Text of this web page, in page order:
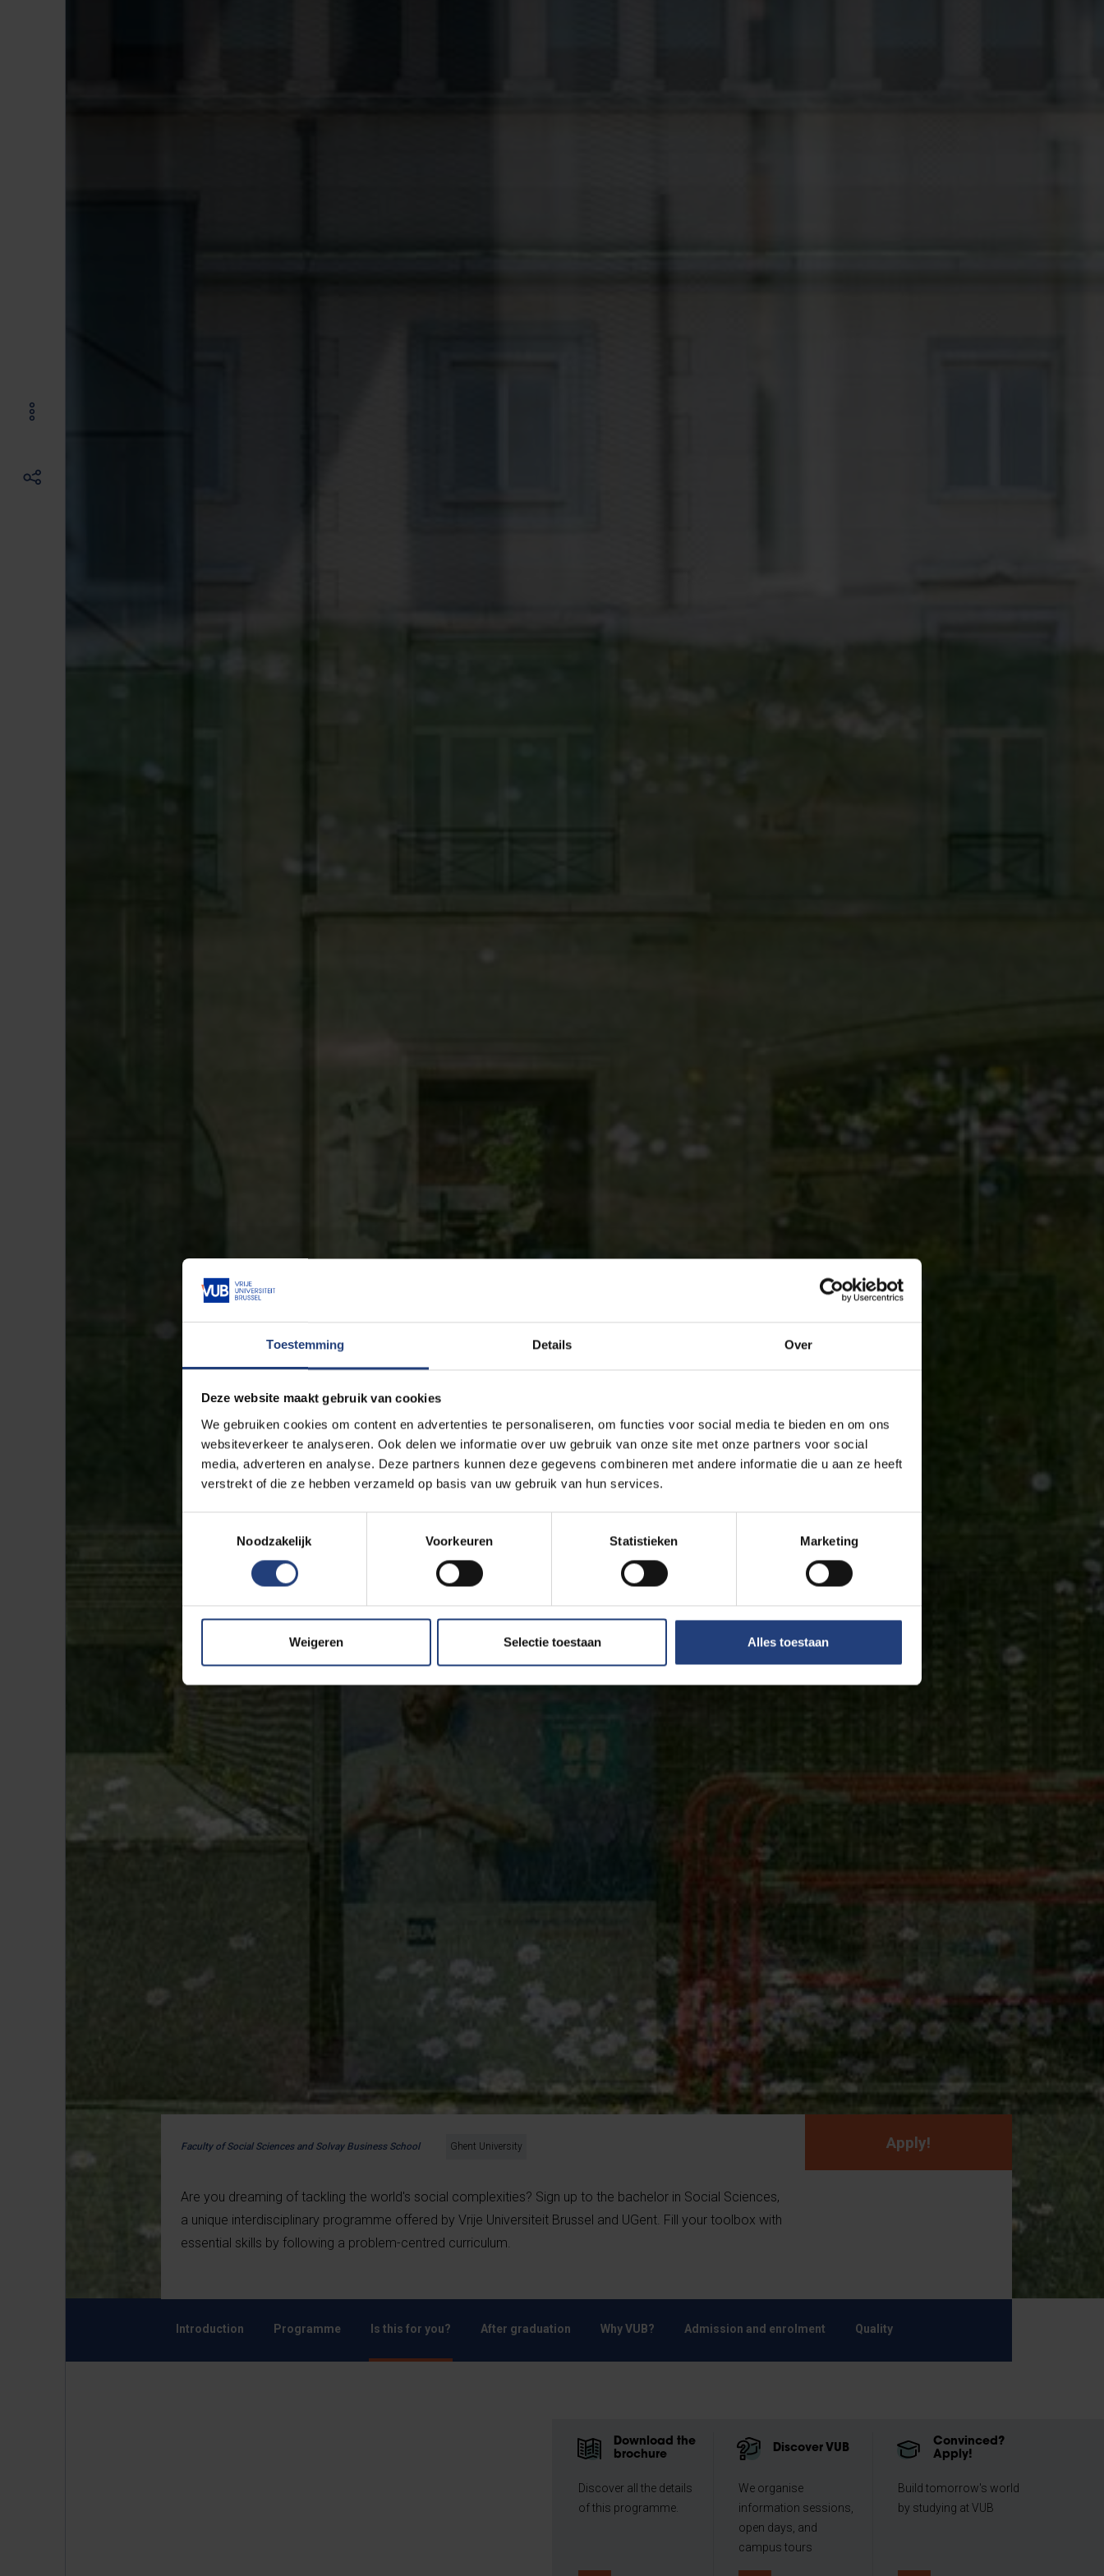
Toestemming Details Over
Deze website maakt gebruik van cookies
We gebruiken cookies om content en advertenties te personaliseren, om functies voor social media te bieden en om ons
websiteverkeer te analyseren. Ook delen we informatie over uw gebruik van onze site met onze partners voor social
media, adverteren en analyse. Deze partners kunnen deze gegevens combineren met andere informatie die u aan ze heeft
verstrekt of die ze hebben verzameld op basis van uw gebruik van hun services.
Noodzakelijk
Voorkeuren Statistieken Marketing
Weigeren Selectie toestaan Alles toestaan
Faculty of Social Sciences and Solvay Business School Ghent University
Are you dreaming of tackling the world's social complexities? Sign up to the bachelor in Social Sciences,
a unique interdisciplinary programme offered by Vrije Universiteit Brussel and UGent. Fill your toolbox with
essential skills by following a problem-centred curriculum.
Apply!
Introduction Programme Is this for you? After graduation Why VUB? Admission and enrolment Quality
Download the
brochure
Discover all the details
of this programme.
Discover VUB
We organise
information sessions,
open days, and
campus tours
Convinced?
Apply!
Build tomorrow's world
by studying at VUB